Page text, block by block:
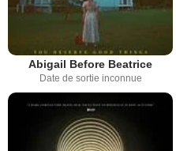
Abigail Before Beatrice
Date de sortie inconnue